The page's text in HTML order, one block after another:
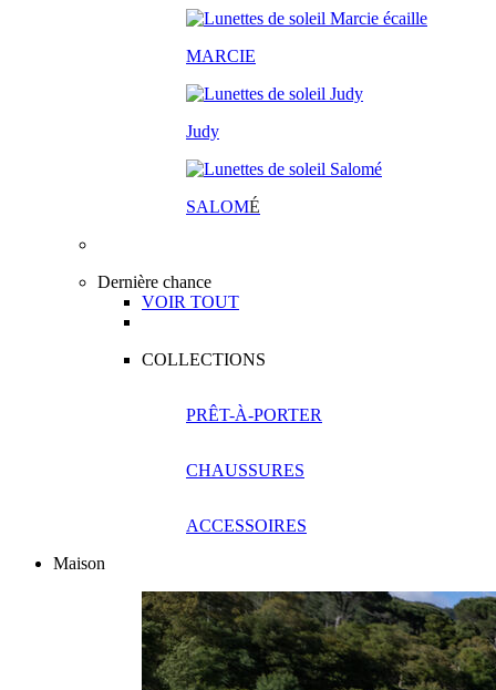
MARCIE
Judy
SALOMÉ
Dernière chance
VOIR TOUT
COLLECTIONS
PRÊT-À-PORTER
CHAUSSURES
ACCESSOIRES
Maison